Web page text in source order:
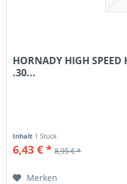
HORNADY HIGH
.30...
Inhalt 1 Stück
6,43 € * 8,95 € *
Merken